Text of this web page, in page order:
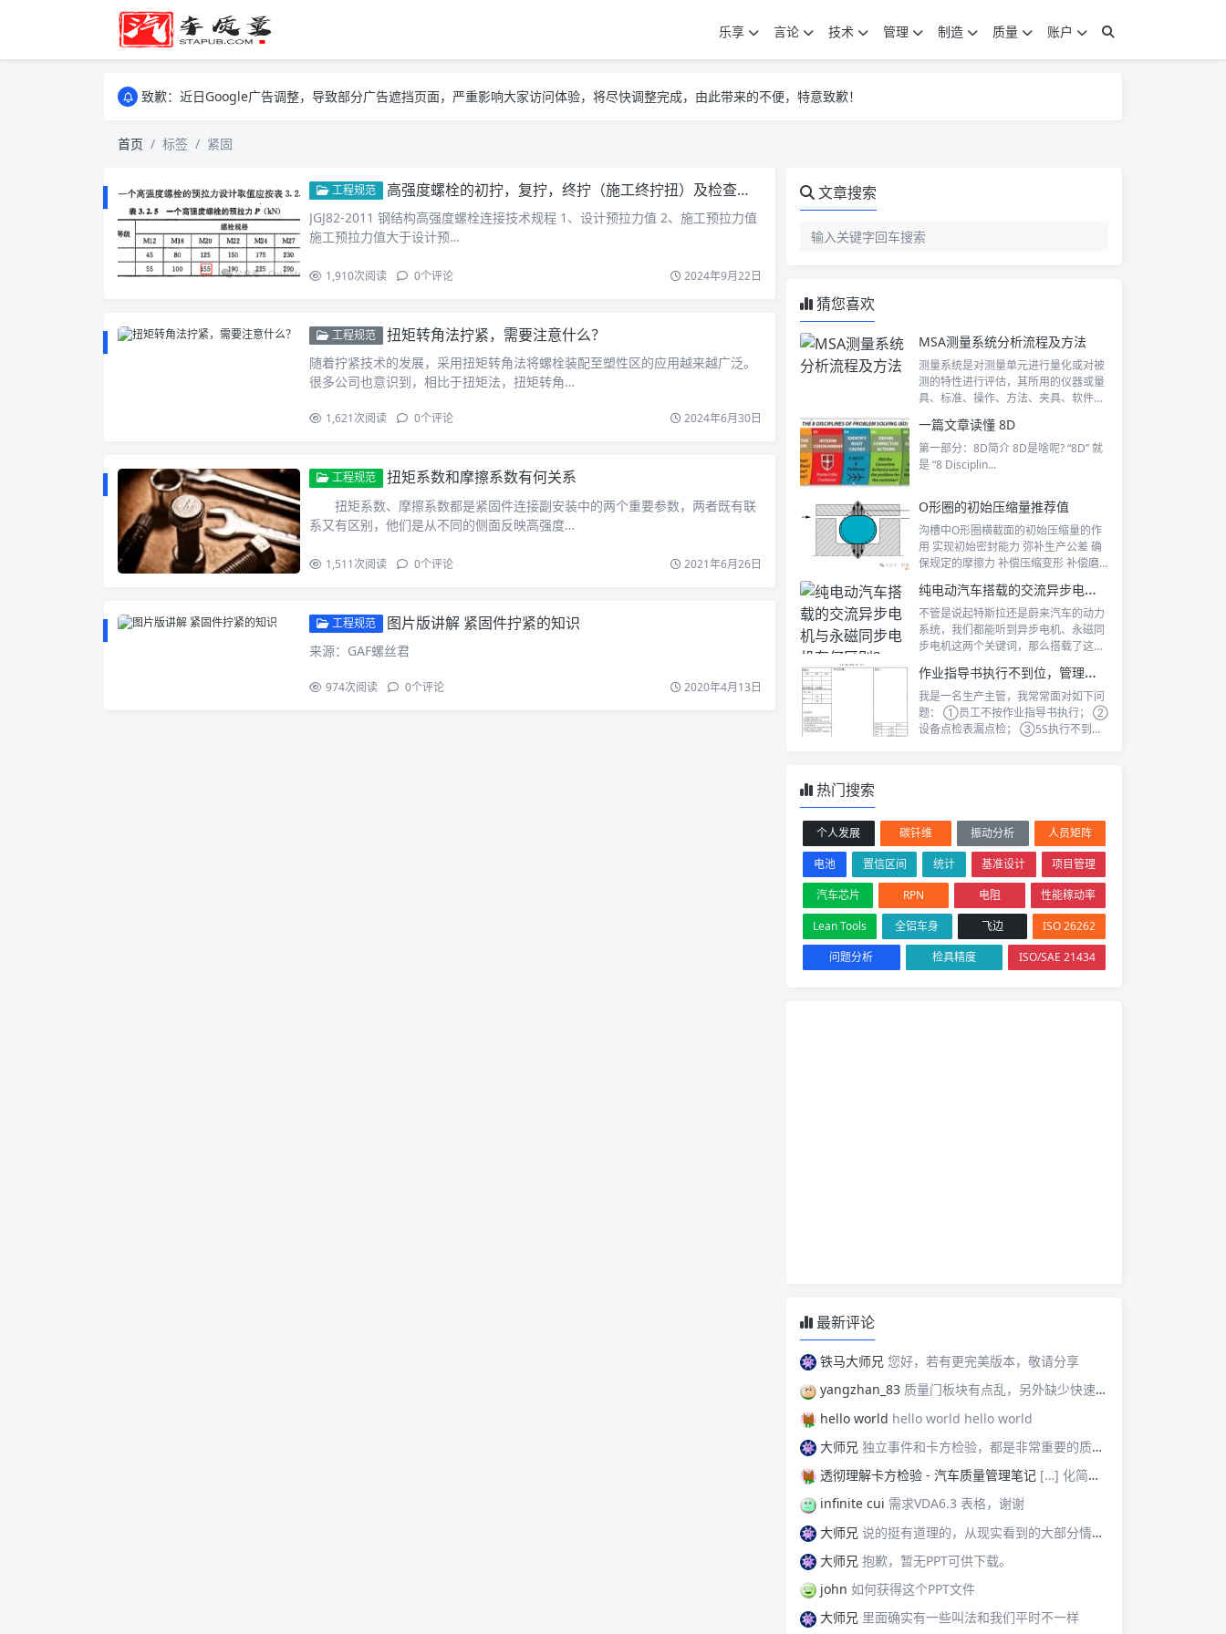
乐享 言论 技术 管理 制造 质量
账户
致歉：近日Google广告调整，导致部分广告遮挡页面，严重影响大家访问体验，将尽快调整完成，由此带来的不便，特意致歉！
致歉：近日Google广告调整，导致部分广告遮挡页面，严重影响大家访问体验，将尽快调整完成，由此带来的不便，特意致歉！
首页 标签 紧固
工程规范 高强度螺栓的初拧，复拧，终拧（施工终拧扭）及检查扭矩
JGJ82-2011 钢结构高强度螺栓连接技术规程 1、设计预拉力值 2、施工预拉力值
施工预拉力值大于设计预…
1,910次阅读 0个评论 2024年9月22日
工程规范 扭矩转角法拧紧，需要注意什么？
随着拧紧技术的发展，采用扭矩转角法将螺栓装配至塑性区的应用越来越广泛。
很多公司也意识到，相比于扭矩法，扭矩转角…
1,621次阅读 0个评论 2024年6月30日
工程规范 扭矩系数和摩擦系数有何关系
扭矩系数、摩擦系数都是紧固件连接副安装中的两个重要参数，两者既有联
系又有区别，他们是从不同的侧面反映高强度…
1,511次阅读 0个评论 2021年6月26日
工程规范 图片版讲解 紧固件拧紧的知识
来源：GAF螺丝君
974次阅读 0个评论 2020年4月13日
文章搜索
猜您喜欢
MSA测量系统分析流程及方法
测量系统是对测量单元进行量化或对被
测的特性进行评估，其所用的仪器或量
具、标准、操作、方法、夹具、软件、
一篇文章读懂 8D
第一部分：8D简介 8D是啥呢? “8D” 就
是 “8 Disciplin...
O形圈的初始压缩量推荐值
沟槽中O形圈横截面的初始压缩量的作
用 实现初始密封能力 弥补生产公差 确
保规定的摩擦力 补偿压缩变形 补偿磨
纯电动汽车搭载的交流异步电机与永磁同步电机有何区别？
不管是说起特斯拉还是蔚来汽车的动力
系统，我们都能听到异步电机、永磁同
步电机这两个关键词，那么搭载了这两
作业指导书执行不到位，管理全白费
我是一名生产主管，我常常面对如下问
题： ①员工不按作业指导书执行； ②
设备点检表漏点检； ③5S执行不到
热门搜索
个人发展 碳钎维 振动分析
人员矩阵
电池
置信区间 统计 基准设计
项目管理
汽车芯片
RPN 电阻
性能稼动率
Lean Tools
全铝车身 飞边
ISO 26262
问题分析
检具精度 ISO/SAE 21434
最新评论
铁马大师兄 您好，若有更完美版本，敬请分享
yangzhan_83 质量门板块有点乱，另外缺少快速反应板块。
hello world hello world hello world
大师兄 独立事件和卡方检验，都是非常重要的质量管理概念，挺难理解的。
透彻理解卡方检验 - 汽车质量管理笔记 […] 化简后的式子是我们在卡方检验中需要用到的式子，所以请大家牢记！对于上述式子有疑惑的读者可以学习基础的概率论，也可以参考我之前写的一篇关于独立的文章（《【直观数学】如何理解两事件间的独立关系》）。如果没有问题的话，我们可以进入到卡方检验原理与步骤的主体介绍部分！ […]
infinite cui 需求VDA6.3 表格，谢谢
大师兄 说的挺有道理的，从现实看到的大部分情况，做技术的人都比较直，对技术的一丝不苟，容易在遇到需要展现管理能力的时候，就会表现出短板来。管理需要授权，更多应该思考团队、部门间，人员发展，对未来的变化做出应对等的能力。
大师兄 抱歉，暂无PPT可供下载。
john 如何获得这个PPT文件
大师兄 里面确实有一些叫法和我们平时不一样